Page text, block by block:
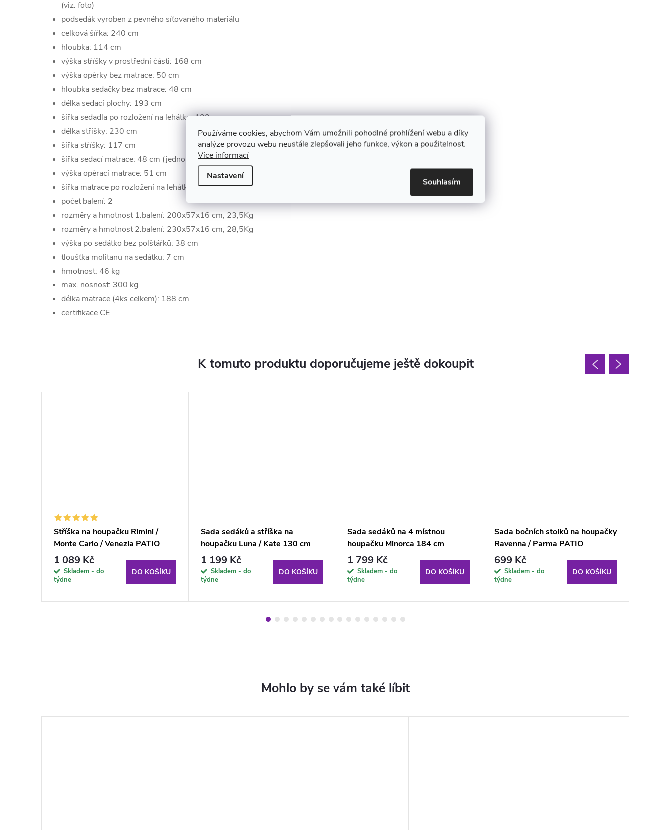
Používáme cookies, abychom Vám umožnili pohodlné prohlížení webu a díky
analýze provozu webu neustále zlepšovali jeho funkce, výkon a použitelnost.
Více informací
Nastavení
Souhlasím
(viz. foto)
podsedák vyroben z pevného síťovaného materiálu
celková šířka: 240 cm
hloubka: 114 cm
výška stříšky v prostřední části: 168 cm
výška opěrky bez matrace: 50 cm
hloubka sedačky bez matrace: 48 cm
délka sedací plochy: 193 cm
šířka sedadla po rozložení na lehátko: 100 cm
délka stříšky: 230 cm
šířka stříšky: 117 cm
šířka sedací matrace: 48 cm (jednoho dílu)
výška opěrací matrace: 51 cm
šířka matrace po rozložení na lehátko: 101 cm
počet balení: 2
rozměry a hmotnost 1.balení: 200x57x16 cm, 23,5Kg
rozměry a hmotnost 2.balení: 230x57x16 cm, 28,5Kg
výška po sedátko bez polštářků: 38 cm
tloušťka molitanu na sedátku: 7 cm
hmotnost: 46 kg
max. nosnost: 300 kg
délka matrace (4ks celkem): 188 cm
certifikace CE
K tomuto produktu doporučujeme ještě dokoupit
Stříška na houpačku Rimini /
Monte Carlo / Venezia PATIO
šedá
1 089 Kč
Skladem - do
týdne
DO KOŠÍKU
Sada sedáků a stříška na
houpačku Luna / Kate 130 cm
G052-23IB PATIO
1 199 Kč
Skladem - do
týdne
DO KOŠÍKU
Sada sedáků na 4 místnou
houpačku Minorca 184 cm
H024-32IB PATIO
1 799 Kč
Skladem - do
týdne
DO KOŠÍKU
Sada bočních stolků na houpačky
Ravenna / Parma PATIO
699 Kč
Skladem - do
týdne
DO KOŠÍKU